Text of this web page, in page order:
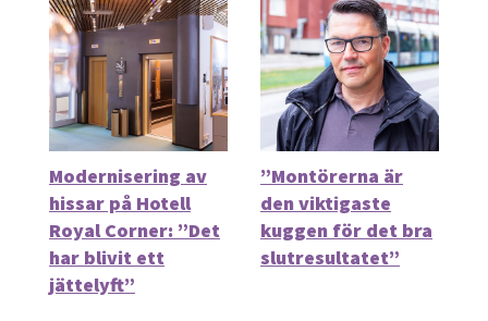
Modernisering av
hissar på Hotell
Royal Corner: ”Det
har blivit ett
jättelyft”
”Montörerna är
den viktigaste
kuggen för det bra
slutresultatet”